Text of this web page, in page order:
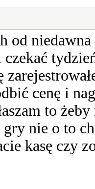
od niedawna
cenę i
to
nie o to
kasę czy